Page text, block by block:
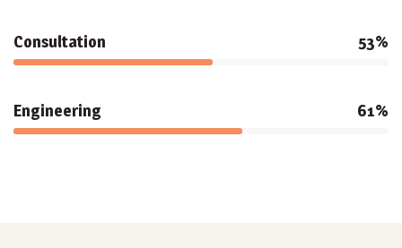
Consultation 53%
Engineering 61%